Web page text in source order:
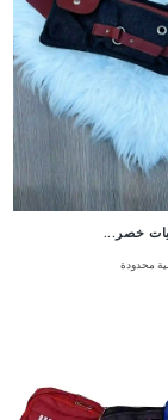
خصر...
محدودة